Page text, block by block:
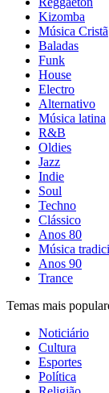
Kizomba
Música Cristã
Baladas
Funk
House
Electro
Alternativo
Música latina
R&B
Oldies
Jazz
Indie
Soul
Techno
Clássico
Anos 80
Música
Anos 90
Trance
Temas mais
Noticiário
Cultura
Esportes
Política